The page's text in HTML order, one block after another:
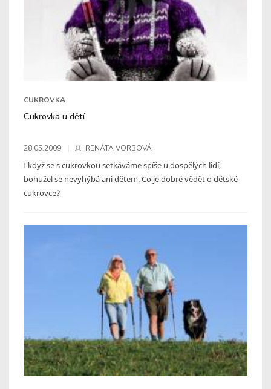
CUKROVKA
Cukrovka u dětí
28.05.2009 RENÁTA VORBOVÁ
I když se s cukrovkou setkáváme spíše u dospělých lidí,
bohužel se nevyhýbá ani dětem. Co je dobré vědět o dětské
cukrovce?